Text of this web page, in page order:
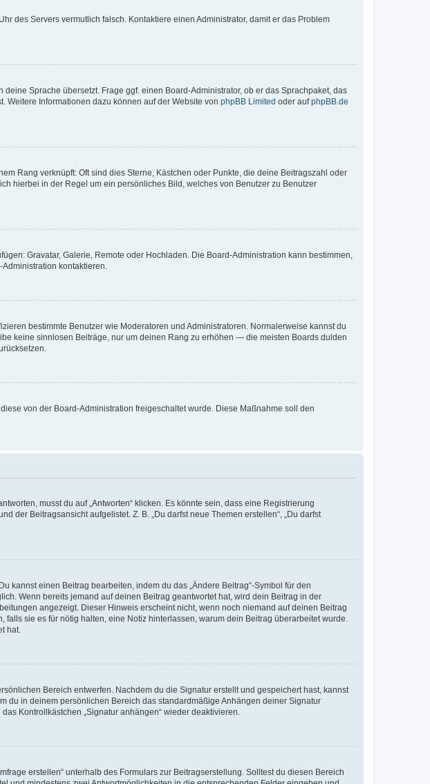
des Servers vermutlich falsch. Kontaktiere einen Administrator, damit er das Problem
Sprache übersetzt. Frage ggf. einen Board-Administrator, ob er das Sprachpaket, das
Weitere Informationen dazu können auf der Website von phpBB Limited oder aufphpBB.de
Rang verknüpft: Oft sind dies Sterne, Kästchen oder Punkte, die deine Beitragszahl oder
hierbei in der Regel um ein persönliches Bild, welches von Benutzer zu Benutzer
Gravatar, Galerie, Remote oder Hochladen. Die Board-Administration kann bestimmen,
kontaktieren.
bestimmte Benutzer wie Moderatoren und Administratoren. Normalerweise kannst du
keine sinnlosen Beiträge, nur um deinen Rang zu erhöhen — die meisten Boards dulden
von der Board-Administration freigeschaltet wurde. Diese Maßnahme soll den
musst du auf „Antworten“ klicken. Es könnte sein, dass eine Registrierung
der Beitragsansicht aufgelistet. Z. B. „Du darfst neue Themen erstellen“, „Du darfst
kannst einen Beitrag bearbeiten, indem du das „Ändere Beitrag“-Symbol für den
Wenn bereits jemand auf deinen Beitrag geantwortet hat, wird dein Beitrag in der
angezeigt. Dieser Hinweis erscheint nicht, wenn noch niemand auf deinen Beitrag
sie es für nötig halten, eine Notiz hinterlassen, warum dein Beitrag überarbeitet wurde.
hat.
Bereich entwerfen. Nachdem du die Signatur erstellt und gespeichert hast, kannst
du in deinem persönlichen Bereich das standardmäßige Anhängen deiner Signatur
Kontrollkästchen „Signatur anhängen“ wieder deaktivieren.
erstellen“ unterhalb des Formulars zur Beitragserstellung. Solltest du diesen Bereich